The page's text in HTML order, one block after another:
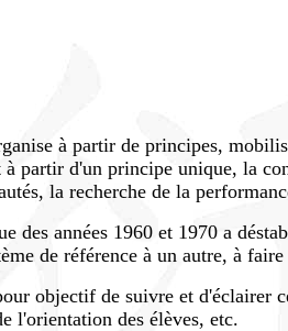
à partir de principes,
partir d'un principe unique, la
la recherche de la
des années 1960 et 1970 a
de référence à un autre, à
objectif de suivre et d'éclairer
l'orientation des élèves, etc.